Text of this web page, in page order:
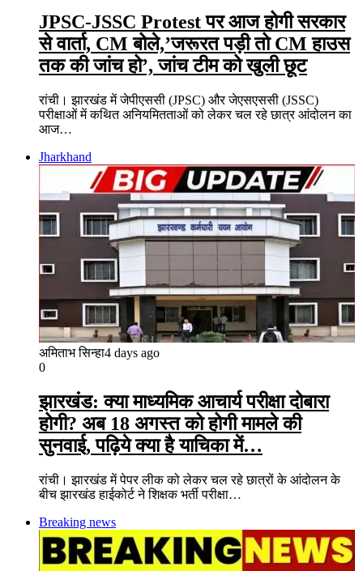
JPSC-JSSC Protest पर आज होगी सरकार
से वार्ता, CM बोले,’जरूरत पड़ी तो CM हाउस
तक की जांच हो’, जांच टीम को खुली छूट
रांची। झारखंड में जेपीएससी (JPSC) और जेएसएससी (JSSC)
परीक्षाओं में कथित अनियमितताओं को लेकर चल रहे छात्र आंदोलन का
आज…
Jharkhand
अमिताभ सिन्हा4 days ago
0
झारखंड: क्या माध्यमिक आचार्य परीक्षा दोबारा
होगी? अब 18 अगस्त को होगी मामले की
सुनवाई, पढ़िये क्या है याचिका में…
रांची। झारखंड में पेपर लीक को लेकर चल रहे छात्रों के आंदोलन के
बीच झारखंड हाईकोर्ट ने शिक्षक भर्ती परीक्षा…
Breaking news